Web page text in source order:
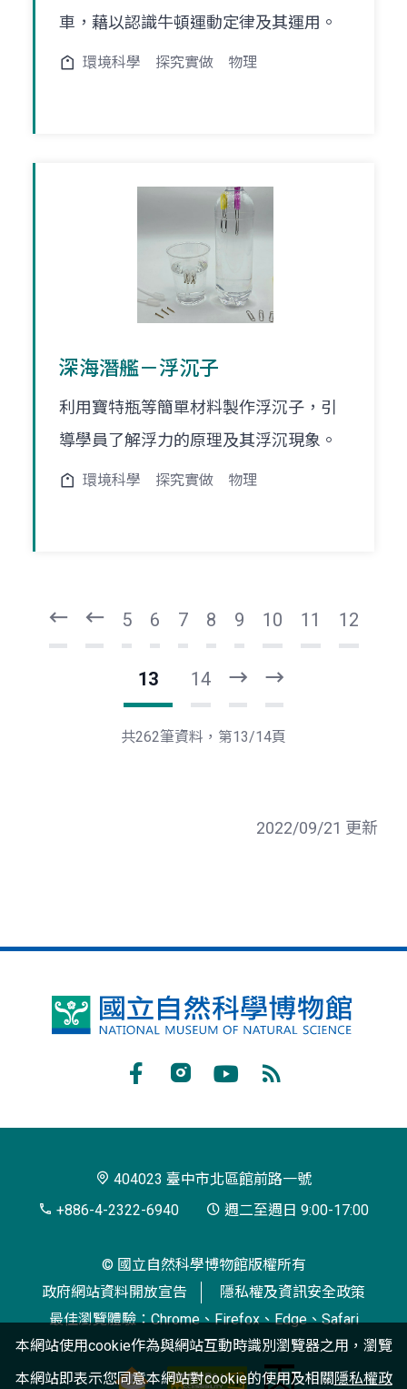
車，藉以認識牛頓運動定律及其運用。
環境科學 探究實做 物理
深海潛艦－浮沉子
利用寶特瓶等簡單材料製作浮沉子，引
導學員了解浮力的原理及其浮沉現象。
環境科學 探究實做 物理
5 6 7 8 9 10 11 12
13 14
一
頁
後
一
共262筆資料，第13/14頁
2022/09/21 更新
國
博
閱
404023 臺中市北區館前路一號
+886-4-2322-6940
週二至週日 9:00-17:00
© 國立自然科學博物館版權所有
政府網站資料開放宣告
隱私權及資訊安全政策
最佳瀏覽體驗：Chrome、Firefox、Edge、Safari
本網站使用cookie作為與網站互動時識別瀏覽器之用，瀏覽
本網站即表示您同意本網站對cookie的使用及相關隱私權政